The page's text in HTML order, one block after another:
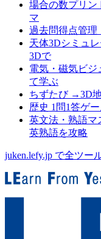
場合の数プリン
マ
過去問得点管理
天体3Dシミュ
3Dで
電気・磁気ビジ
て学ぶ
ちずたび→3D
歴史 1問1答ゲー
英文法・熟語マ
英熟語を攻略
juken.lefy.jp で全ツー